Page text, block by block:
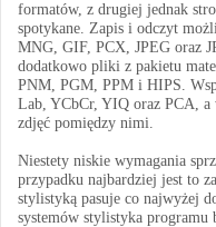
formatów, z drugiej jednak
spotykane. Zapis i odczyt
MNG, GIF, PCX, JPEG oraz
dodatkowo pliki z pakietu
PNM, PGM, PPM i HIPS.
Lab, YCbCr, YIQ oraz PCA,
zdjęć pomiędzy nimi.
Niestety niskie wymagania
przypadku najbardziej jest to
stylistyką pasuje co najwyżej
systemów stylistyka programu